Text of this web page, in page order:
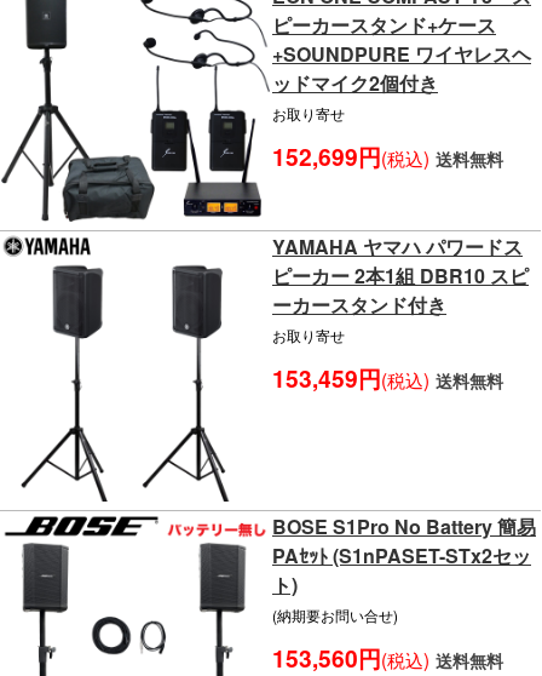
ピーカースタンド+ケース
+SOUNDPURE ワイヤレスヘ
ッドマイク2個付き
お取り寄せ
152,699円(税込) 送料無料
YAMAHA ヤマハ パワードス
ピーカー 2本1組 DBR10 スピ
ーカースタンド付き
お取り寄せ
153,459円(税込) 送料無料
BOSE S1Pro No Battery 簡易
PAｾｯﾄ (S1nPASET-STx2セッ
ト)
(納期要お問い合せ)
153,560円(税込) 送料無料